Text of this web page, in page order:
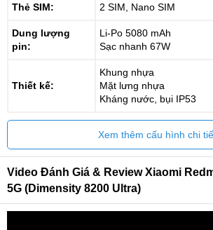
Thẻ SIM: 2 SIM, Nano SIM
Dung lượng
pin:
Li-Po 5080 mAh
Sạc nhanh 67W
Thiết kế:
Khung nhựa
Mặt lưng nhựa
Kháng nước, bụi IP53
Xem thêm cấu hình chi
Video Đánh Giá & Review Xiaomi
5G (Dimensity 8200 Ultra)